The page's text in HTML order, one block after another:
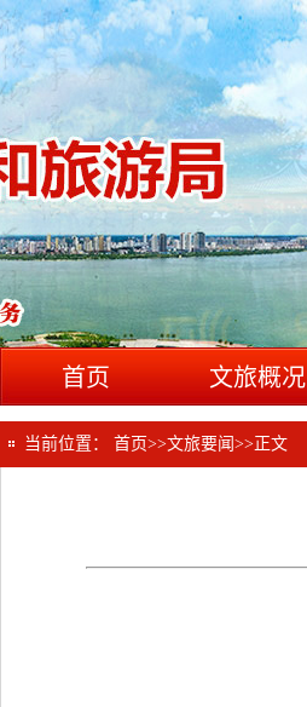
首页 文旅概况
当前位置： 首页>>文旅要闻 >> 正文